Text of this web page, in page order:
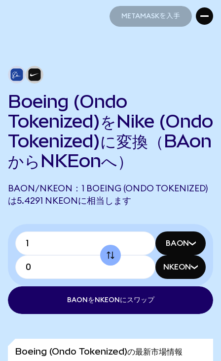
METAMASKを入手
Boeing (Ondo
Tokenized)をNike (Ondo
Tokenized)に変換（BAon
からNKEonへ）
BAON/NKEON：1 BOEING (ONDO TOKENIZED)
は5.4291 NKEONに相当します
BAON
NKEON
BAONをNKEONにスワップ
Boeing (Ondo Tokenized)の最新市場情報